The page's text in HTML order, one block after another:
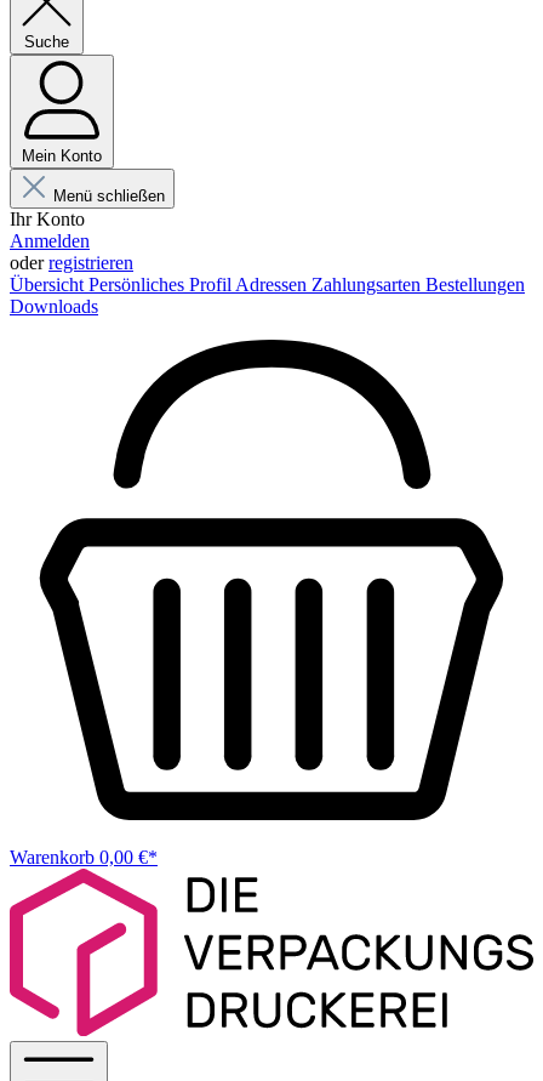
Suche
Mein Konto
Menü schließen
Ihr Konto
Anmelden
oderregistrieren
Übersicht Persönliches Profil Adressen Zahlungsarten Bestellungen
Downloads
Warenkorb 0,00 €*